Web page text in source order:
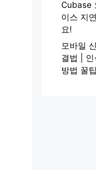
Cubase
이스 지
요!
모바일
결법 |
방법 꿀